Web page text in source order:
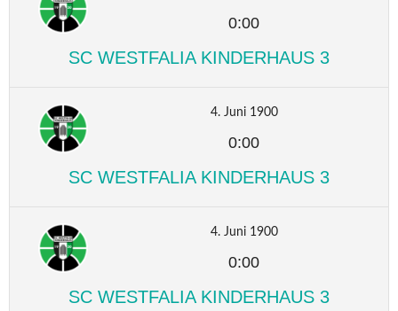
0:00
SC WESTFALIA KINDERHAUS 3
4. Juni 1900
0:00
SC WESTFALIA KINDERHAUS 3
4. Juni 1900
0:00
SC WESTFALIA KINDERHAUS 3